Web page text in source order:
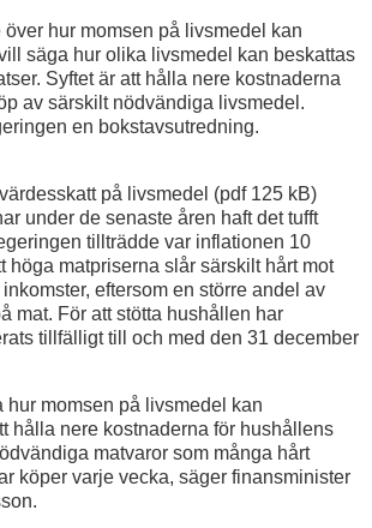
hur momsen på livsmedel kan
säga hur olika livsmedel kan beskattas
Syftet är att hålla nere kostnaderna
av särskilt nödvändiga livsmedel.
en bokstavsutredning.
på livsmedel (pdf 125 kB)
under de senaste åren haft det tufft
tillträdde var inflationen 10
höga matpriserna slår särskilt hårt mot
eftersom en större andel av
mat. För att stötta hushållen har
tillfälligt till och med den 31 december
hur momsen på livsmedel kan
hålla nere kostnaderna för hushållens
matvaror som många hårt
köper varje vecka, säger finansminister